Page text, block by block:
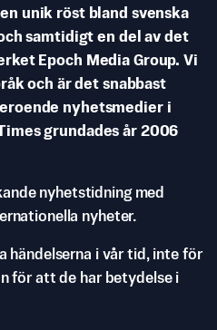
unik röst bland svenska
samtidigt en del av det
Epoch Media Group. Vi
och är det snabbast
nyhetsmedier i
grundades år 2006
nyhetstidning med
nyheter.
händelserna i vår tid, inte för
för att de har betydelse i